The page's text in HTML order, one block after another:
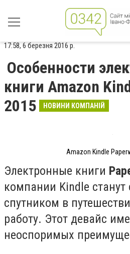
17:58, 6 березня 2016 р.
Особенности
книги Amazon
2015
НОВИНИ КОМПАНІЙ
Amazon Kindle
Электронные книги
компании Kindle
спутником в
работу. Этот девайс
неоспоримых